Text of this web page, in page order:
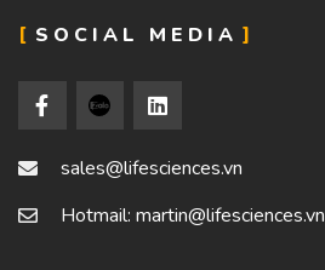
SOCIAL MEDIA
sales@lifesciences.vn
Hotmail: martin@lifesciences.vn